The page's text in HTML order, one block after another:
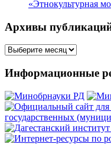
«Этнокультурная
Архивы
Архивы
Информационные